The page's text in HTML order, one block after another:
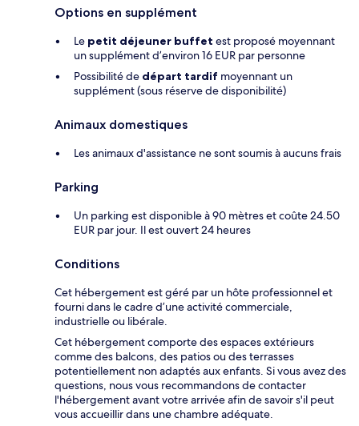
Options en supplément
Le petit déjeuner buffet est proposé moyennant
un supplément d’environ 16 EUR par personne
Possibilité de départ tardif moyennant un
supplément (sous réserve de disponibilité)
Animaux domestiques
Les animaux d'assistance ne sont soumis à aucuns frais
Parking
Un parking est disponible à 90 mètres et coûte 24.50
EUR par jour. Il est ouvert 24 heures
Conditions
Cet hébergement est géré par un hôte professionnel et
fourni dans le cadre d’une activité commerciale,
industrielle ou libérale.
Cet hébergement comporte des espaces extérieurs
comme des balcons, des patios ou des terrasses
potentiellement non adaptés aux enfants. Si vous avez des
questions, nous vous recommandons de contacter
l'hébergement avant votre arrivée afin de savoir s'il peut
vous accueillir dans une chambre adéquate.